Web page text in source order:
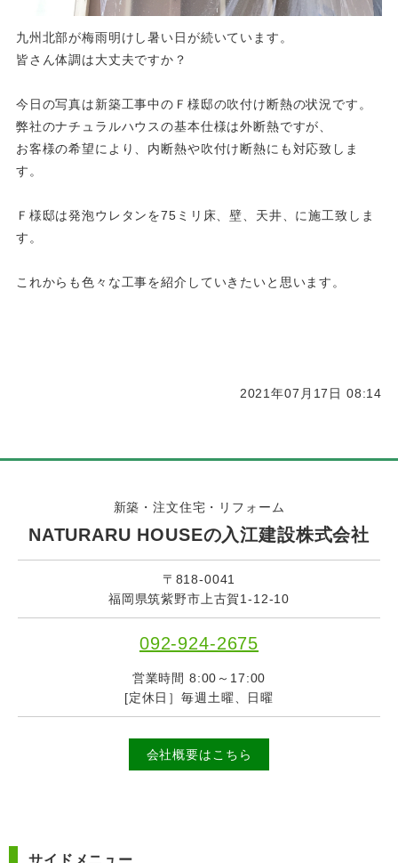
九州北部が梅雨明けし暑い日が続いています。
皆さん体調は大丈夫ですか？
今日の写真は新築工事中のＦ様邸の吹付け断熱の状況です。
弊社のナチュラルハウスの基本仕様は外断熱ですが、
お客様の希望により、内断熱や吹付け断熱にも対応致しま
す。
Ｆ様邸は発泡ウレタンを75ミリ床、壁、天井、に施工致しま
す。
これからも色々な工事を紹介していきたいと思います。
2021年07月17日 08:14
新築・注文住宅・リフォーム
NATURARU HOUSEの入江建設株式会社
〒818-0041
福岡県筑紫野市上古賀1-12-10
092-924-2675
営業時間 8:00～17:00
[定休日］毎週土曜、日曜
会社概要はこちら
サイドメニュー